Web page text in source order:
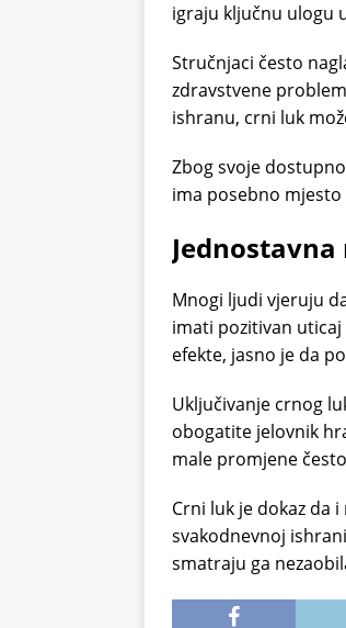
igraju ključnu ulogu
Stručnjaci često
zdravstvene
ishranu, crni luk
Zbog svoje
ima posebno
Mnogi ljudi vjeruju
imati pozitivan
efekte, jasno je da
Uključivanje crnog
obogatite jelovnik
male promjene
Crni luk je dokaz da
svakodnevnoj
smatraju ga